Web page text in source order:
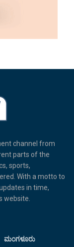
channel from
parts of the
sports,
With a motto to
in time,
website.
ಮಂಗಳೂರು